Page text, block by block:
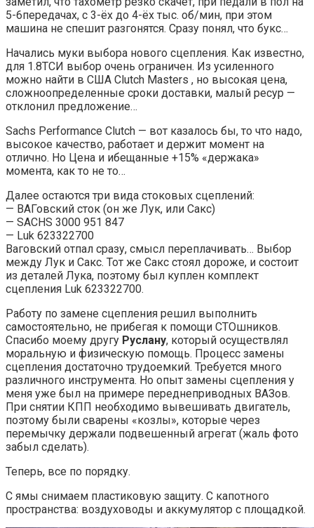
5-6передачах, с 3-ёх до 4-ёх тыс. об/мин, при этом
машина не спешит разгонятся. Сразу понял, что букс…
Начались муки выбора нового сцепления. Как известно,
для 1.8ТСИ выбор очень ограничен. Из усиленного
можно найти в США Clutch Masters , но высокая цена,
сложноопределенные сроки доставки, малый ресур —
отклонил предложение…
Sachs Performance Clutch — вот казалось бы, то что надо,
высокое качество, работает и держит момент на
отлично. Но Цена и ибещанные +15% «держака»
момента, как то не то…
Далее остаются три вида стоковых сцеплений:
— ВАГовский сток (он же Лук, или Сакс)
— SACHS 3000 951 847
— Luk 623322700
Ваговский отпал сразу, смысл переплачивать… Выбор
между Лук и Сакс. Тот же Сакс стоял дороже, и состоит
из деталей Лука, поэтому был куплен комплект
сцепления Luk 623322700.
Работу по замене сцепления решил выполнить
самостоятельно, не прибегая к помощи СТОшников.
Спасибо моему другу Руслану, который осуществлял
моральную и физическую помощь. Процесс замены
сцепления достаточно трудоемкий. Требуется много
различного инструмента. Но опыт замены сцепления у
меня уже был на примере переднеприводных ВАЗов.
При снятии КПП необходимо вывешивать двигатель,
поэтому были сварены «козлы», которые через
перемычку держали подвешенный агрегат (жаль фото
забыл сделать).
Теперь, все по порядку.
С ямы снимаем пластиковую защиту. С капотного
пространства: воздуховоды и аккумулятор с площадкой.